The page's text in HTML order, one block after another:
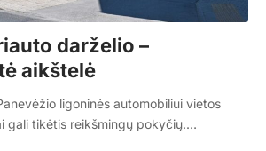
darželio –
aikštelė
ligoninės automobiliui vietos
gali tikėtis reikšmingų pokyčių.…